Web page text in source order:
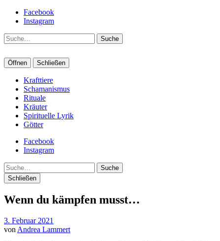
Facebook
Instagram
Suche
Öffnen Schließen
Krafttiere
Schamanismus
Rituale
Kräuter
Spirituelle Lyrik
Götter
Facebook
Instagram
Suche
Schließen
Wenn du kämpfen musst…
3. Februar 2021
von Andrea Lammert